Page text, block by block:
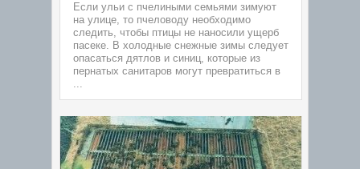
Если ульи с пчелиными семьями зимуют
на улице, то пчеловоду необходимо
следить, чтобы птицы не наносили ущерб
пасеке. В холодные снежные зимы следует
опасаться дятлов и синиц, которые из
пернатых санитаров могут превратиться в
...